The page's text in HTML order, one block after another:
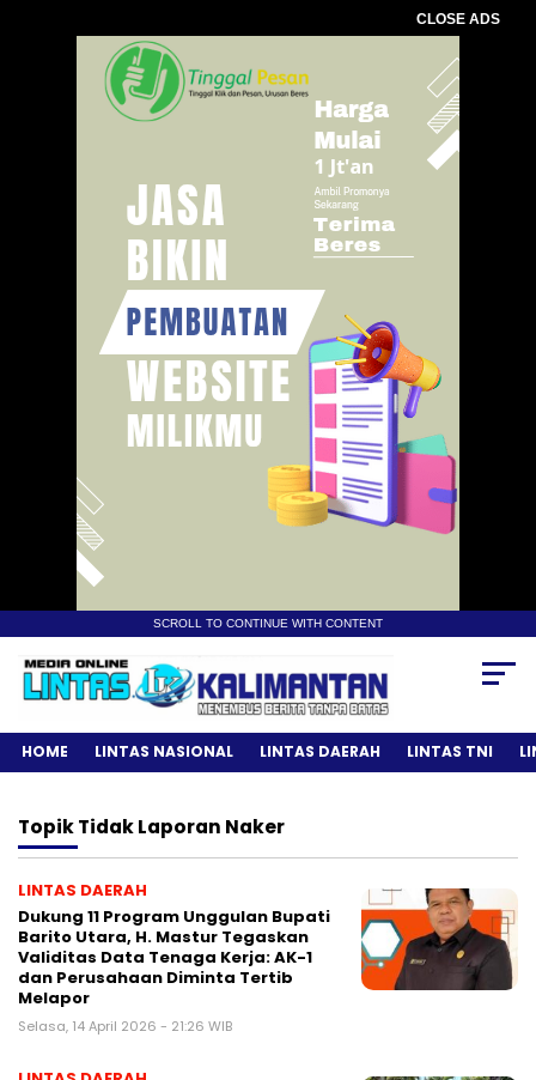
CLOSE ADS
SCROLL TO CONTINUE WITH CONTENT
HOME LINTAS NASIONAL LINTAS DAERAH LINTAS TNI
TopikTidak Laporan Naker
LINTAS DAERAH
Dukung 11 Program Unggulan Bupati
Barito Utara, H. Mastur Tegaskan
Validitas Data Tenaga Kerja: AK-1
dan Perusahaan Diminta Tertib
Melapor
Selasa, 14 April 2026 - 21:26 WIB